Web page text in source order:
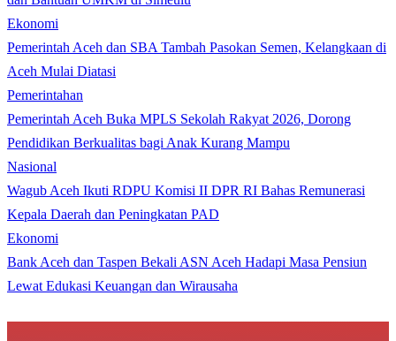
Ekonomi
Pemerintah Aceh dan SBA Tambah Pasokan Semen, Kelangkaan di
Aceh Mulai Diatasi
Pemerintahan
Pemerintah Aceh Buka MPLS Sekolah Rakyat 2026, Dorong
Pendidikan Berkualitas bagi Anak Kurang Mampu
Nasional
Wagub Aceh Ikuti RDPU Komisi II DPR RI Bahas Remunerasi
Kepala Daerah dan Peningkatan PAD
Ekonomi
Bank Aceh dan Taspen Bekali ASN Aceh Hadapi Masa Pensiun
Lewat Edukasi Keuangan dan Wirausaha